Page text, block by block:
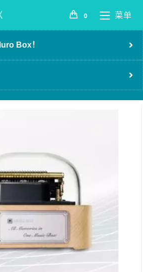
0 菜单
Box！